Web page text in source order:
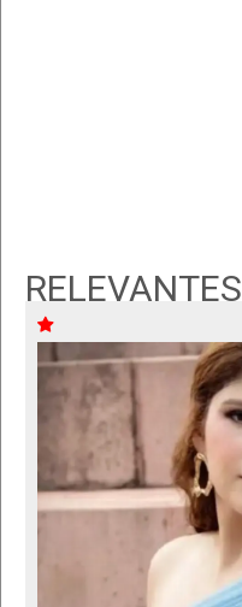
RELEVANTES